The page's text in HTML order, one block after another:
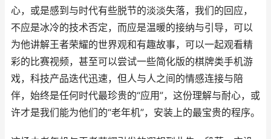
心，或是感到与时代有些脱节的淡淡失落，我们的回应，
不应是冰冷的技术否定，而应是温暖的接纳与引导，可以
为他讲解王者荣耀的世界观和有趣故事，可以一起观看精
彩的比赛视频，甚至可以尝试一些简化版的棋牌类手机游
戏，科技产品迭代迅速，但人与人之间的情感连接与陪
伴，始终是任何时代最珍贵的“应用”，这份理解与耐心，或
许才是我们能为他们的“老年机”，安装上的最宝贵的程序。